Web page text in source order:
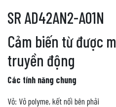
SR AD42AN2-A01N
Cảm biến từ được
truyền động
Các tính năng chung
Vỏ: Vỏ polyme, kết nối bên phải